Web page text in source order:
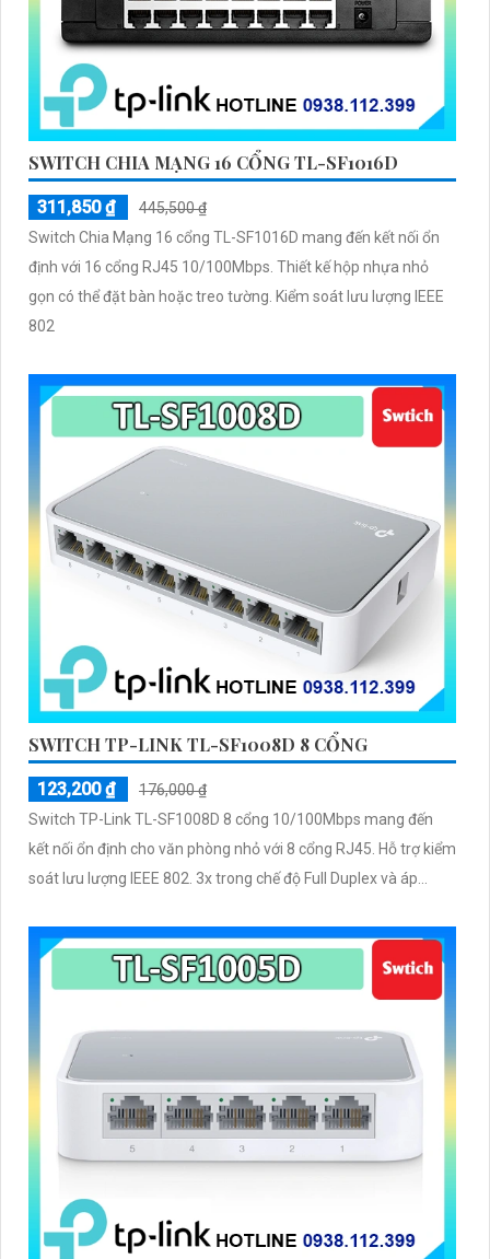
SWITCH CHIA MẠNG 16 CỔNG TL-SF1016D
311,850 ₫
445,500 ₫
Switch Chia Mạng 16 cổng TL-SF1016D mang đến kết nối ổn
định với 16 cổng RJ45 10/100Mbps. Thiết kế hộp nhựa nhỏ
gọn có thể đặt bàn hoặc treo tường. Kiểm soát lưu lượng IEEE
802
SWITCH TP-LINK TL-SF1008D 8 CỔNG
123,200 ₫
176,000 ₫
Switch TP-Link TL-SF1008D 8 cổng 10/100Mbps mang đến
kết nối ổn định cho văn phòng nhỏ với 8 cổng RJ45. Hỗ trợ kiểm
soát lưu lượng IEEE 802. 3x trong chế độ Full Duplex và áp...